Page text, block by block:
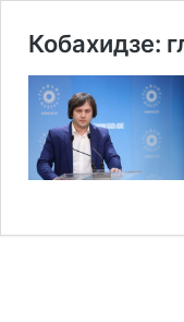
Кобахидзе: